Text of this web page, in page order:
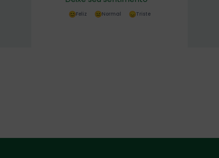
Feliz Normal Triste